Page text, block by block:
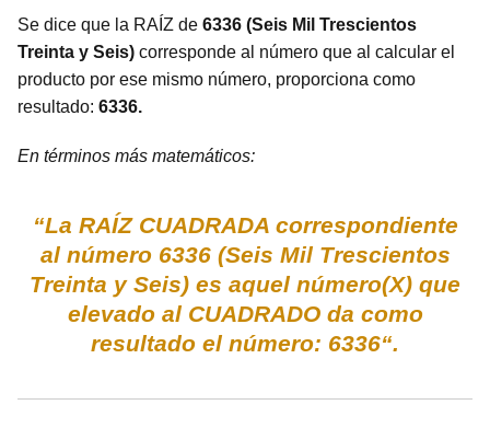
Se dice que la RAÍZ de 6336 (Seis Mil Trescientos
Treinta y Seis) corresponde al número que al calcular el
producto por ese mismo número, proporciona como
resultado: 6336.
En términos más matemáticos:
“La RAÍZ CUADRADA correspondiente
al número 6336 (Seis Mil Trescientos
Treinta y Seis) es aquel número(X) que
elevado al CUADRADO da como
resultado el número: 6336“.